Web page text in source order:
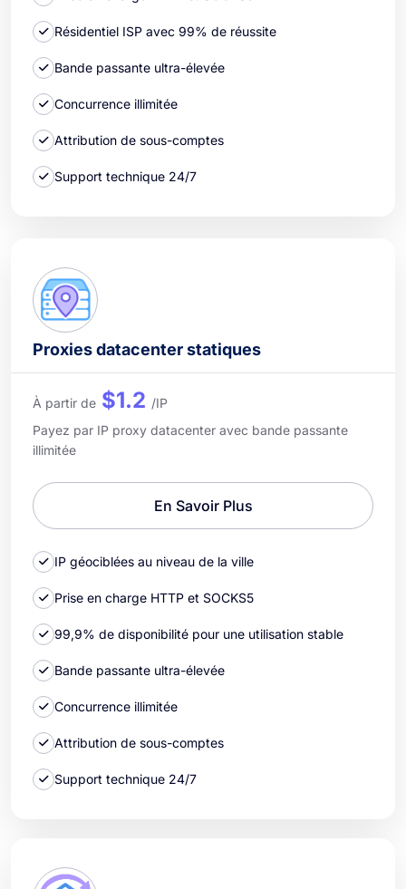
Résidentiel ISP avec 99% de réussite
Bande passante ultra-élevée
Concurrence illimitée
Attribution de sous-comptes
Support technique 24/7
Proxies datacenter statiques
À partir de $1.2 /IP
Payez par IP proxy datacenter avec bande passante
illimitée
En Savoir Plus
IP géociblées au niveau de la ville
Prise en charge HTTP et SOCKS5
99,9% de disponibilité pour une utilisation stable
Bande passante ultra-élevée
Concurrence illimitée
Attribution de sous-comptes
Support technique 24/7